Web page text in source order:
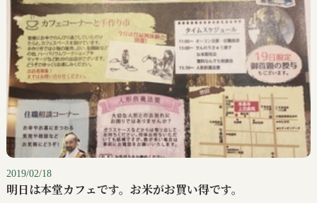
2019/02/18
明日は本堂カフェです。お米がお買い得です。